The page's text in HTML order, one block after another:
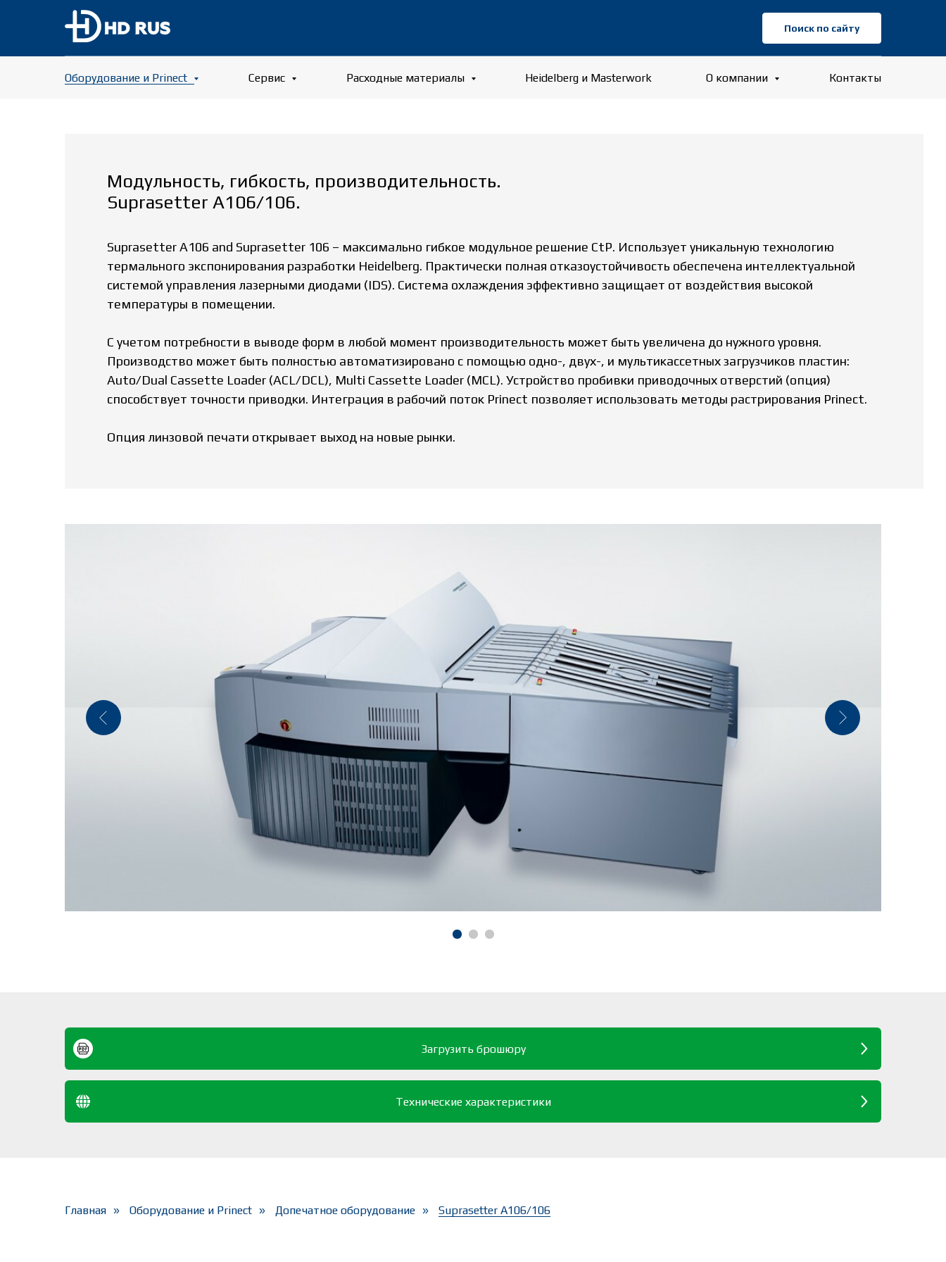
Поиск по сайту
Оборудование и Prinect Сервис Расходные материалы Heidelberg и Masterwork О компании Контакты
Модульность, гибкость, производительность.
Suprasetter A106/106.
Suprasetter A106 and Suprasetter 106 – максимально гибкое модульное решение CtP. Использует уникальную технологию
термального экспонирования разработки Heidelberg. Практически полная отказоустойчивость обеспечена интеллектуальной
системой управления лазерными диодами (IDS). Система охлаждения эффективно защищает от воздействия высокой
температуры в помещении.
С учетом потребности в выводе форм в любой момент производительность может быть увеличена до нужного уровня.
Производство может быть полностью автоматизировано с помощью одно-, двух-, и мультикассетных загрузчиков пластин:
Auto/Dual Cassette Loader (ACL/DCL), Multi Cassette Loader (MCL). Устройство пробивки приводочных отверстий (опция)
способствует точности приводки. Интеграция в рабочий поток Prinect позволяет использовать методы растрирования Prinect.
Опция линзовой печати открывает выход на новые рынки.
Загрузить брошюру
Технические характеристики
Главная » Оборудование и Prinect » Допечатное оборудование » Suprasetter A106/106